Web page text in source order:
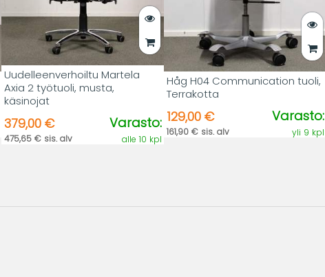
Uudelleenverhoiltu Martela
Axia 2 työtuoli, musta,
käsinojat
379,00 €
475,65 € sis. alv
Varasto:
alle 10 kpl
Håg H04 Communication tuoli,
Terrakotta
129,00 €
161,90 € sis. alv
Varasto:
yli 9 kpl